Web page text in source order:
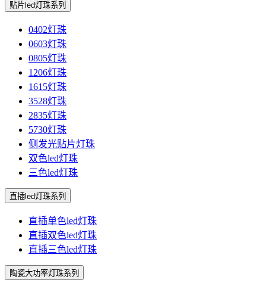
贴片led灯珠系列
0402灯珠
0603灯珠
0805灯珠
1206灯珠
1615灯珠
3528灯珠
2835灯珠
5730灯珠
侧发光贴片灯珠
双色led灯珠
三色led灯珠
直插led灯珠系列
直插单色led灯珠
直插双色led灯珠
直插三色led灯珠
陶瓷大功率灯珠系列